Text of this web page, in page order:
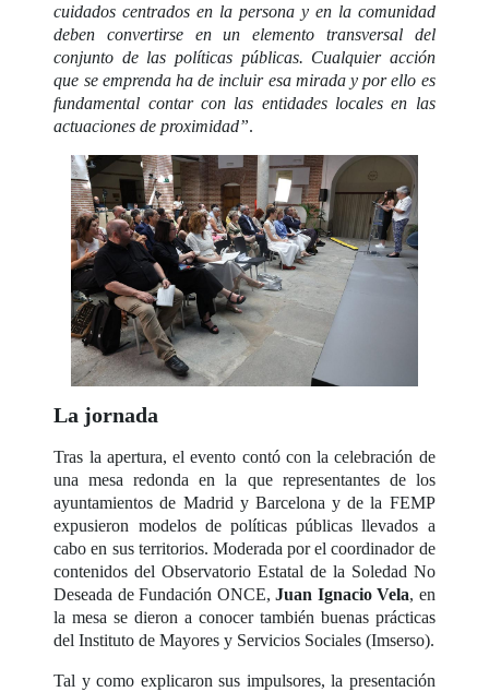
cuidados centrados en la persona y en la comunidad
deben convertirse en un elemento transversal del
conjunto de las políticas públicas. Cualquier acción
que se emprenda ha de incluir esa mirada y por ello es
fundamental contar con las entidades locales en las
actuaciones de proximidad”.
La jornada
Tras la apertura, el evento contó con la celebración de
una mesa redonda en la que representantes de los
ayuntamientos de Madrid y Barcelona y de la FEMP
expusieron modelos de políticas públicas llevados a
cabo en sus territorios. Moderada por el coordinador de
contenidos del Observatorio Estatal de la Soledad No
Deseada de Fundación ONCE,Juan Ignacio Vela, en
la mesa se dieron a conocer también buenas prácticas
del Instituto de Mayores y Servicios Sociales (Imserso).
Tal y como explicaron sus impulsores, la presentación